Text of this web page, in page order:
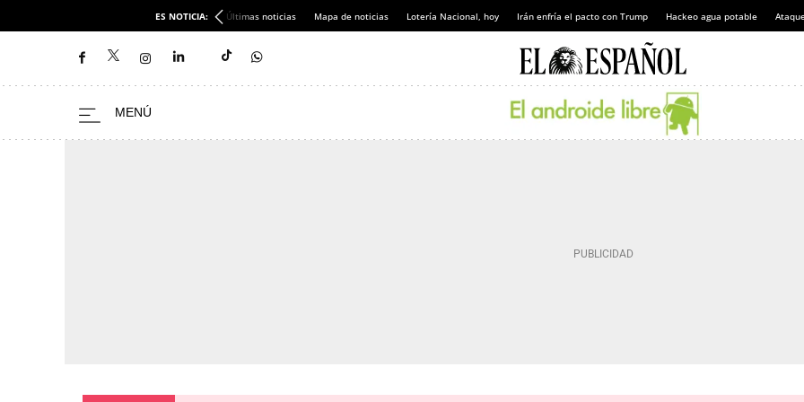
ES NOTICIA: Últimas noticias Mapa de noticias Lotería Nacional, hoy Irán enfría el pacto con Trump Hackeo agua potable